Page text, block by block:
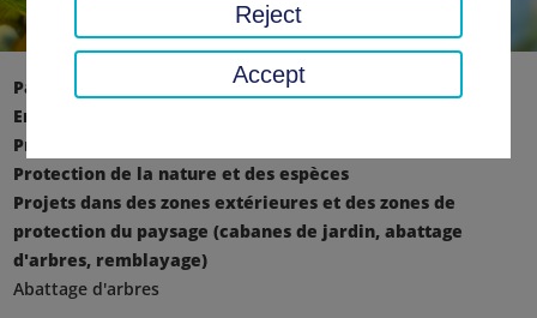
Page d'accueil
Environnement, technique, protection du climat
Protection de l'environnement et de la nature
Protection de la nature et des espèces
Projets dans des zones extérieures et des zones de
protection du paysage (cabanes de jardin, abattage
d'arbres, remblayage)
Abattage d'arbres
Reject
Accept